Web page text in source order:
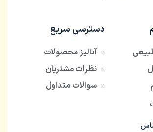
دسترسی سریع
آنالیز محصولات
نظرات مشتریان
سوالات متداول